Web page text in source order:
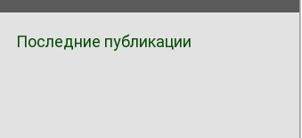
Последние публикации